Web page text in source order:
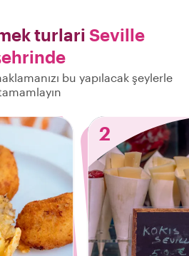
turlari Seville
bu yapılacak şeylerle
2